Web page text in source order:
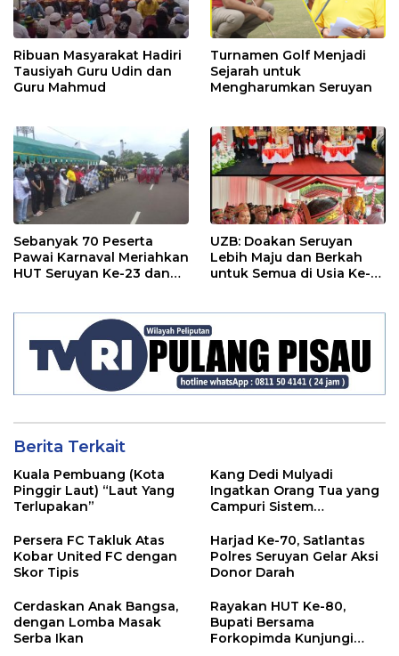
Ribuan Masyarakat Hadiri
Tausiyah Guru Udin dan
Guru Mahmud
Turnamen Golf Menjadi
Sejarah untuk
Mengharumkan Seruyan
Sebanyak 70 Peserta
Pawai Karnaval Meriahkan
HUT Seruyan Ke-23 dan
UZB: Doakan Seruyan
Lebih Maju dan Berkah
untuk Semua di Usia Ke-
Berita Terkait
Kuala Pembuang (Kota
Pinggir Laut) “Laut Yang
Terlupakan”
Kang Dedi Mulyadi
Ingatkan Orang Tua yang
Campuri Sistem
Antara Hak, Batas, dan
Etika Hukum Pendidikan
Persera FC Takluk Atas
Kobar United FC dengan
Skor Tipis
Harjad Ke-70, Satlantas
Polres Seruyan Gelar Aksi
Donor Darah
Cerdaskan Anak Bangsa,
dengan Lomba Masak
Serba Ikan
Rayakan HUT Ke-80,
Bupati Bersama
Forkopimda Kunjungi